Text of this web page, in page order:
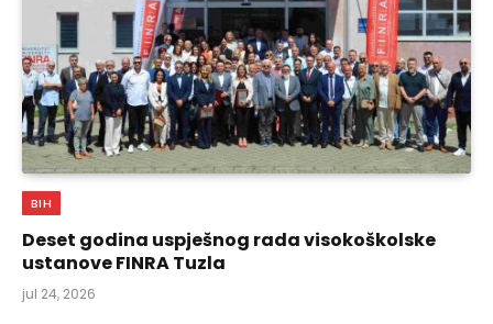
BIH
Deset godina uspješnog rada visokoškolske
ustanove FINRA Tuzla
jul 24, 2026